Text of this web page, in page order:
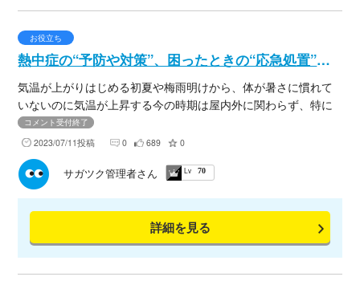
お役立ち
熱中症の“予防や対策”、困ったときの“応急処置”をご存じですか？
気温が上がりはじめる初夏や梅雨明けから、体が暑さに慣れて
いないのに気温が上昇する今の時期は屋内外に関わらず、特に
危険な時期となっています。無理をせず徐々に体を慣らすよう
にし、日常やお仕事の際には、以下のことに気をつけながら予
防・対策の工夫をしましょう。熱中症は、正しく対策を行うこ
とで防げます！ ［熱中症とは・・］ 熱中症は、高温多湿な環境
に、私たちの身体が適応できないことで生じるさまざまな症状
の総称です。いつでもどこでもだれでも条件次第で熱中症にか
かる危険があります。 ［熱中症の症状］ 以下のような症状が出
たら、熱中症にかかっている危険性があります。 ・めまいや
顔のほてり ・体のだるさや吐き気 ・汗のかきかたがおかし
コメント受付終了
2023/07/11投稿 0 689 0
詳細を見る
サガツク管理者さん Lv 70